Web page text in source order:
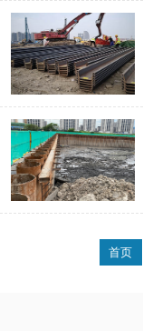
首页